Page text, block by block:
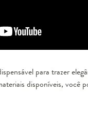
para trazer
disponíveis, você